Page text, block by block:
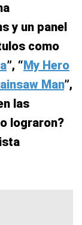
y un panel
como
”, “My Hero
Man”,
las
lograron?